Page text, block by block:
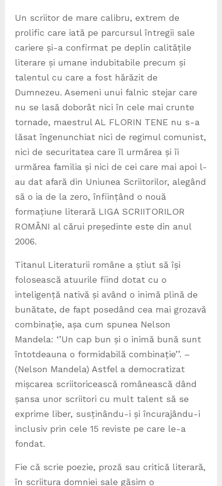
Un scriitor de mare calibru, extrem de
prolific care iată pe parcursul întregii sale
cariere și-a confirmat pe deplin calitățile
literare și umane indubitabile precum și
talentul cu care a fost hărăzit de
Dumnezeu. Asemeni unui falnic stejar care
nu se lasă doborât nici în cele mai crunte
tornade, maestrul AL FLORIN TENE nu s-a
lăsat îngenunchiat nici de regimul comunist,
nici de securitatea care îl urmărea și îi
urmărea familia și nici de cei care mai apoi l-
au dat afară din Uniunea Scriitorilor, alegând
să o ia de la zero, înființând o nouă
formațiune literară LIGA SCRIITORILOR
ROMÂNI al cărui președinte este din anul
2006.
Titanul Literaturii române a știut să își
folosească atuurile fiind dotat cu o
inteligență nativă și având o inimă plină de
bunătate, de fapt posedând cea mai grozavă
combinație, așa cum spunea Nelson
Mandela: ‘’Un cap bun și o inimă bună sunt
întotdeauna o formidabilă combinație’’. –
(Nelson Mandela) Astfel a democratizat
mișcarea scriitoricească românească dând
șansa unor scriitori cu mult talent să se
exprime liber, susținându-i și încurajându-i
inclusiv prin cele 15 reviste pe care le-a
fondat.
Fie că scrie poezie, proză sau critică literară,
în scriitura domniei sale găsim o